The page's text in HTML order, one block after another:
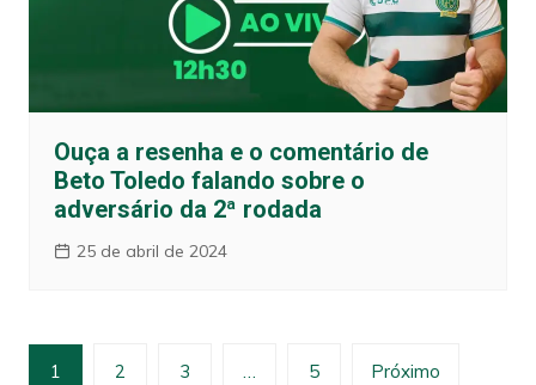
Ouça a resenha e o comentário de
Beto Toledo falando sobre o
adversário da 2ª rodada
25 de abril de 2024
Paginação
1 2 3 … 5 Próximo